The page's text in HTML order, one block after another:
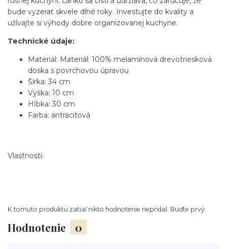
bude vyzerať skvele dlhé roky. Investujte do kvality a
užívajte si výhody dobre organizovanej kuchyne.
Technické údaje:
Materiál: Materiál: 100% melamínová drevotriesková
doska s povrchovou úpravou
Šírka: 34 cm
Výška: 10 cm
Hĺbka: 30 cm
Farba: antracitová
Vlastnosti:
Hodnotenie 0
K tomuto produktu zatiaľ nikto hodnotenie nepridal. Buďte prvý.